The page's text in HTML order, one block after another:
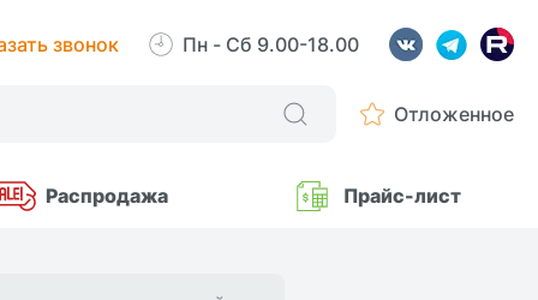
звонок Пн - Сб 9.00-18.00
Отложенное
Распродажа Прайс-лист